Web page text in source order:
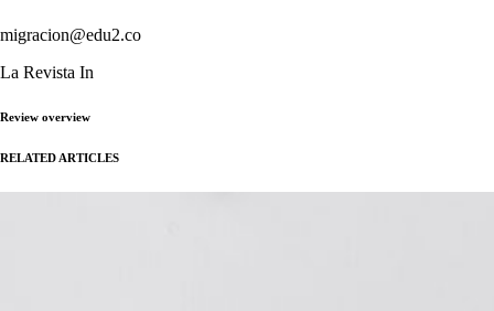
migracion@edu2.co
La Revista In
Review overview
RELATED ARTICLES